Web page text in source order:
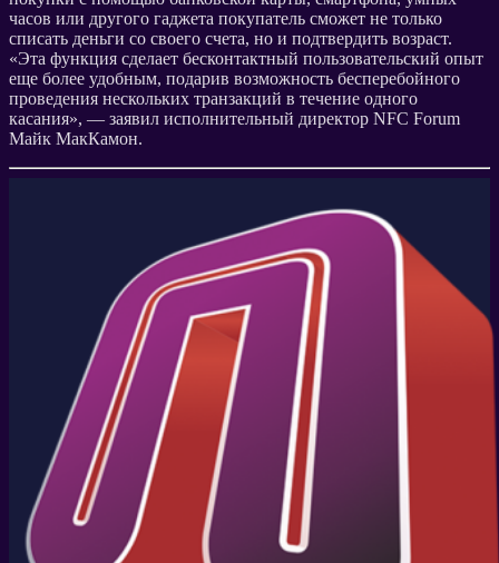
часов или другого гаджета покупатель сможет не только
списать деньги со своего счета, но и подтвердить возраст.
«Эта функция сделает бесконтактный пользовательский опыт
еще более удобным, подарив возможность бесперебойного
проведения нескольких транзакций в течение одного
касания», — заявил исполнительный директор NFC Forum
Майк МакКамон.